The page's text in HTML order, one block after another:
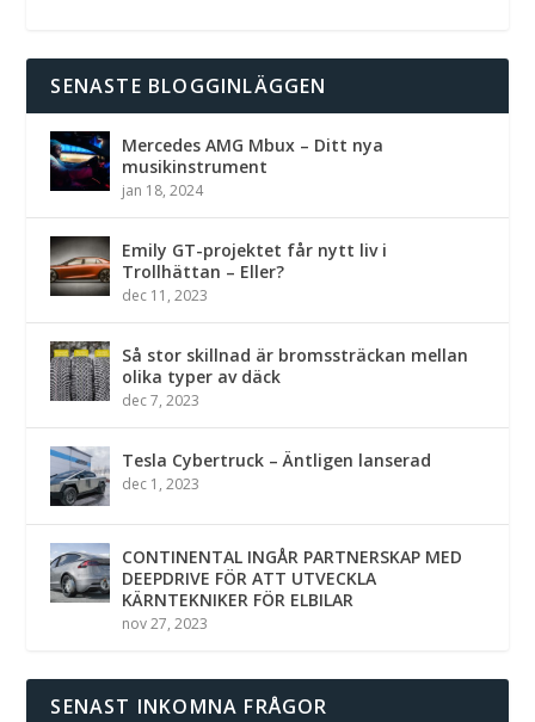
SENASTE BLOGGINLÄGGEN
Mercedes AMG Mbux – Ditt nya
musikinstrument
jan 18, 2024
Emily GT-projektet får nytt liv i
Trollhättan – Eller?
dec 11, 2023
Så stor skillnad är bromssträckan mellan
olika typer av däck
dec 7, 2023
Tesla Cybertruck – Äntligen lanserad
dec 1, 2023
CONTINENTAL INGÅR PARTNERSKAP MED
DEEPDRIVE FÖR ATT UTVECKLA
KÄRNTEKNIKER FÖR ELBILAR
nov 27, 2023
SENAST INKOMNA FRÅGOR